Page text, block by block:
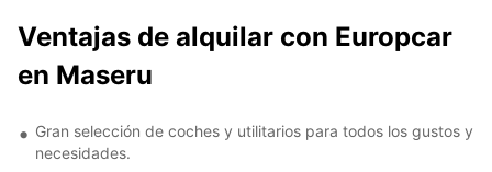
Ventajas de alquilar con Europcar
en Maseru
Gran selección de coches y utilitarios para todos los gustos y
necesidades.